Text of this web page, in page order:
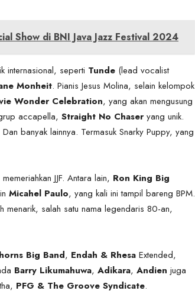
Show di BNI Java Jazz Festival 2024
internasional, seperti Tunde (lead vocalist
Monheit. Pianis Jesus Molina, selain kelompok
Wonder Celebration, yang akan mengusung
accapella, Straight No Chaseryang unik.
Dan banyak lainnya. Termasuk Snarky Puppy, yang
JJF. Antara lain, Ron King Big
Micahel Paulo, yang kali ini tampil bareng BPM.
menarik, salah satu nama legendaris 80-an,
Big Band, Endah & Rhesa Extended,
Barry Likumahuwa, Adikara, Andien juga
PFG & The Groove Syndicate.